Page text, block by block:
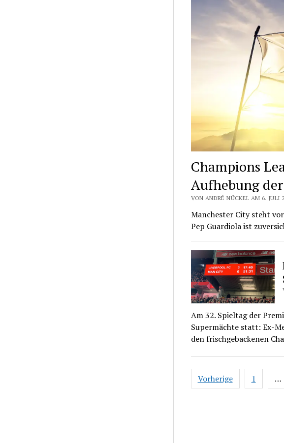
Champions
Aufhebung
VON ANDRÉ NÜCKEL AM 6. JULI
Manchester City steht
Pep Guardiola ist
Am 32. Spieltag der
Supermächte statt: Ex-
den frischgebackenen
der
Vorherige 1 …